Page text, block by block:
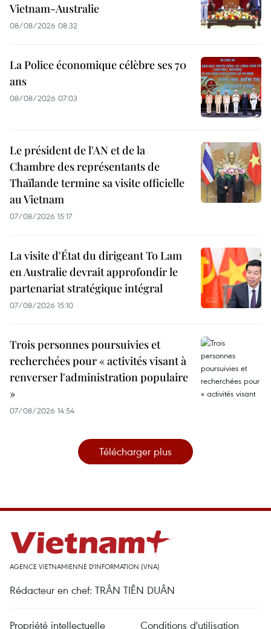
Vietnam-Australie
08/08/2026 08:32
La Police économique célèbre ses 70
ans
08/08/2026 07:03
Le président de l'AN et de la
Chambre des représentants de
Thaïlande termine sa visite officielle
au Vietnam
07/08/2026 15:17
La visite d'État du dirigeant To Lam
en Australie devrait approfondir le
partenariat stratégique intégral
07/08/2026 15:10
Trois personnes poursuivies et
recherchées pour « activités visant à
renverser l'administration populaire
»
07/08/2026 14:54
Télécharger plus
AGENCE VIETNAMIENNE D'INFORMATION (VNA)
Rédacteur en chef: TRÂN TIÊN DUÂN
Propriété intellectuelle Conditions d'utilisation